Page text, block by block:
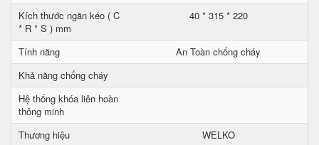
Kích thước ngăn kéo ( C
* R * S ) mm
40 * 315 * 220
Tính năng
An Toàn chống cháy
Khả năng chống cháy
Hệ thống khóa liên hoàn
thông minh
Thương hiệu
WELKO